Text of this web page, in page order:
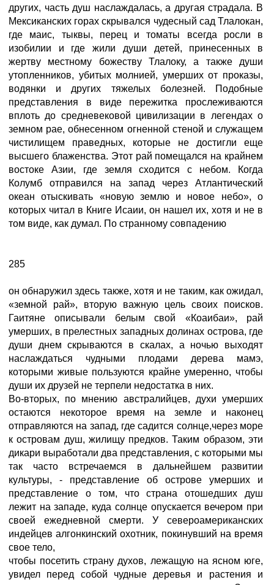
других, часть душ наслаждалась, а другая страдала. В
Мексиканских горах скрывался чудесный сад Тлалокан,
где маис, тыквы, перец и томаты всегда росли в
изобилии и где жили души детей, принесенных в
жертву местному божеству Тлалоку, а также души
утопленников, убитых молнией, умерших от проказы,
водянки и других тяжелых болезней. Подобные
представления в виде пережитка прослеживаются
вплоть до средневековой цивилизации в легендах о
земном рае, обнесенном огненной стеной и служащем
чистилищем праведных, которые не достигли еще
высшего блаженства. Этот рай помещался на крайнем
востоке Азии, где земля сходится с небом. Когда
Колумб отправился на запад через Атлантический
океан отыскивать «новую землю и новое небо», о
которых читал в Книге Исаии, он нашел их, хотя и не в
том виде, как думал. По странному совпадению
285
он обнаружил здесь также, хотя и не таким, как ожидал,
«земной рай», вторую важную цель своих поисков.
Гаитяне описывали белым свой «Коаибаи», рай
умерших, в прелестных западных долинах острова, где
души днем скрываются в скалах, а ночью выходят
наслаждаться чудными плодами дерева мамэ,
которыми живые пользуются крайне умеренно, чтобы
души их друзей не терпели недостатка в них.
Во-вторых, по мнению австралийцев, духи умерших
остаются некоторое время на земле и наконец
отправляются на запад, где садится солнце,через море
к островам душ, жилищу предков. Таким образом, эти
дикари выработали два представления, с которыми мы
так часто встречаемся в дальнейшем развитии
культуры, - представление об острове умерших и
представление о том, что страна отошедших душ
лежит на западе, куда солнце опускается вечером при
своей ежедневной смерти. У североамериканских
индейцев алгонкинский охотник, покинувший на время
свое тело,
чтобы посетить страну духов, лежащую на ясном юге,
увидел перед собой чудные деревья и растения и